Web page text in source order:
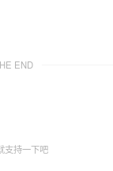
END
支持一下吧